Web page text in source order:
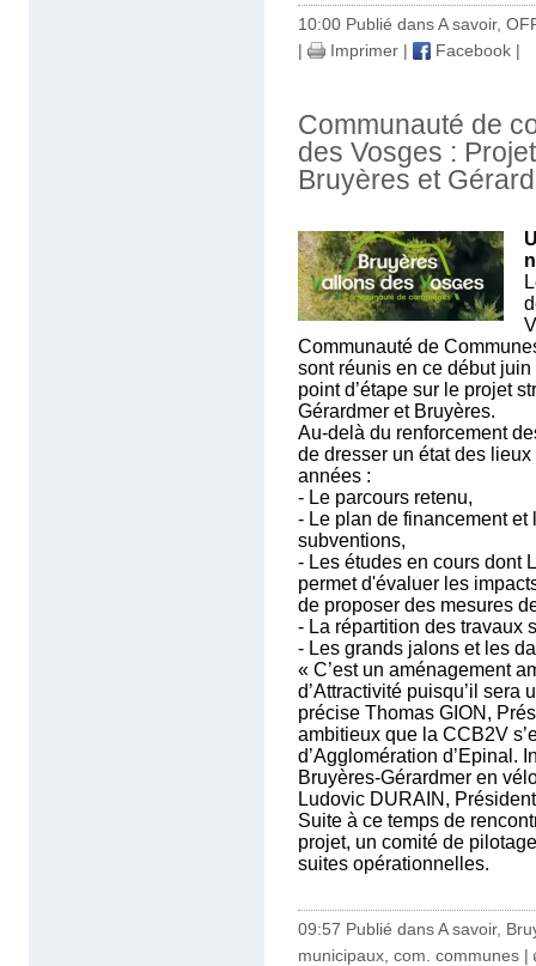
10:00 Publié dansA savoir,
|
Imprimer | Facebook |
Communauté de
des Vosges :
Bruyères et
Communauté de
sont réunis en ce début juin
point d’étape sur le projet
Gérardmer et Bruyères.
Au-delà du renforcement
de dresser un état des
années :
- Le parcours retenu,
- Le plan de financement et
subventions,
- Les études en cours dont
permet d'évaluer les
de proposer des mesures
- La répartition des travaux
- Les grands jalons et les
« C’est un aménagement
d’Attractivité puisqu’il sera
précise Thomas GION,
ambitieux que la CCB2V
d’Agglomération d’Epinal.
Bruyères-Gérardmer en
Ludovic DURAIN,
Suite à ce temps de
projet, un comité de
suites opérationnelles.
09:57 Publié dansA savoir,
municipaux, com. communes |